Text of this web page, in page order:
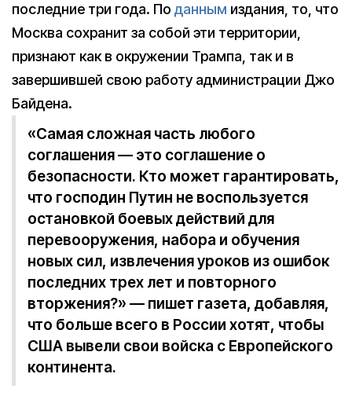
последние три года. По данным издания, то, что
Москва сохранит за собой эти территории,
признают как в окружении Трампа, так и в
завершившей свою работу администрации Джо
Байдена.
«Самая сложная часть любого
соглашения — это соглашение о
безопасности. Кто может гарантировать,
что господин Путин не воспользуется
остановкой боевых действий для
перевооружения, набора и обучения
новых сил, извлечения уроков из ошибок
последних трех лет и повторного
вторжения?» — пишет газета, добавляя,
что больше всего в России хотят, чтобы
США вывели свои войска с Европейского
континента.